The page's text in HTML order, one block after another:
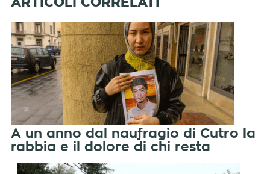
A un anno dal naufragio di Cutro la
rabbia e il dolore di chi resta